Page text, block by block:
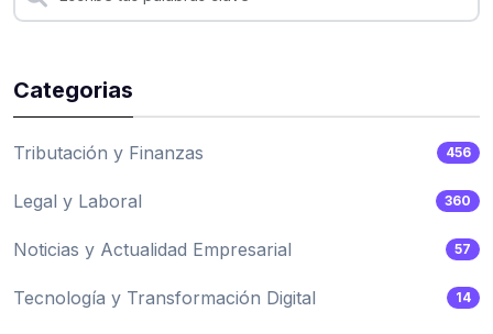
Categorias
Tributación y Finanzas 456
Legal y Laboral 360
Noticias y Actualidad Empresarial 57
Tecnología y Transformación Digital 14